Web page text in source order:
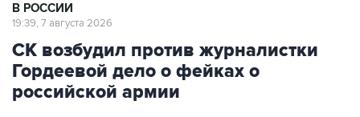
В РОССИИ
19:39, 7 августа 2026
СК возбудил против журналистки
Гордеевой дело о фейках о
российской армии